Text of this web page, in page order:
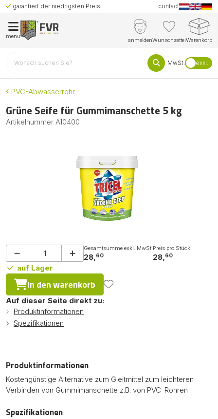
garantiert der niedrigsten Preis contact
menu
anmeldenWunschzettelWarenkorb
MwSt. exkl.
PVC-Abwasserrohr
Grüne Seife für Gummimanschette 5 kg
Artikelnummer A10400
Gesamtsumme exkl. MwSt.
28, 60
Preis pro Stück
28, 60
auf Lager
in den warenkorb
Auf dieser Seite direkt zu:
Produktinformationen
Spezifikationen
Produktinformationen
Kostengünstige Alternative zum Gleitmittel zum leichteren
Verbinden von Gummimanschette z.B. von PVC-Rohren
Spezifikationen